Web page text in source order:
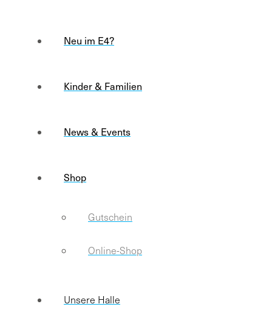
Neu im E4?
Kinder & Familien
News & Events
Shop
Gutschein
Online-Shop
Unsere Halle